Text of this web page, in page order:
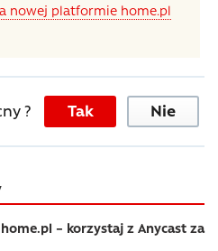
nowej platformie home.pl
? Tak Nie
– korzystaj z Anycast za